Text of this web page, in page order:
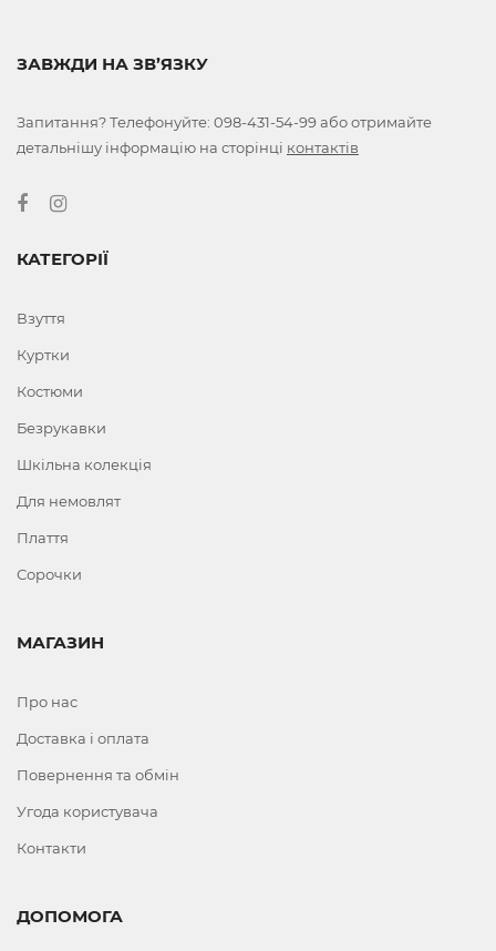
ЗАВЖДИ НА ЗВ’ЯЗКУ
Запитання? Телефонуйте: 098-431-54-99або отримайте
детальнішу інформацію на сторінці контактів
КАТЕГОРІЇ
Взуття
Куртки
Костюми
Безрукавки
Шкільна колекція
Для немовлят
Плаття
Сорочки
МАГАЗИН
Про нас
Доставка і оплата
Повернення та обмін
Угода користувача
Контакти
ДОПОМОГА